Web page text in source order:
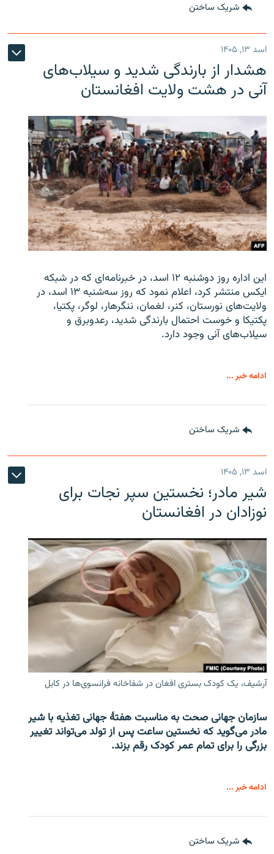
شریک ساختن
اسد ۱۳, ۱۴۰۵
هشدار از بارندگی شدید و سیلاب‌های
آنی در هشت ولایت افغانستان
این اداره روز دوشنبه ۱۲ اسد، در خبرنامه‌ای که در شبکه
ایکس منتشر کرد، اعلام نمود که روز سه‌شنبه ۱۳ اسد، در
ولایت‌های نورستان، کنر، لغمان، ننگرهار، لوگر، پکتیا،
پکتیکا و خوست احتمال بارندگی شدید، رعدوبرق و
سیلاب‌های آنی وجود دارد.
ادامه خبر ...
شریک ساختن
اسد ۱۳, ۱۴۰۵
شیر مادر؛ نخستین سپر نجات برای
نوزادان در افغانستان
آرشیف، یک کودک بستری افغان در شفاخانه فرانسوی‌ها در کابل
سازمان جهانی صحت به مناسبت هفتهٔ جهانی تغذیه با شیر
مادر می‌گوید که نخستین ساعت پس از تولد می‌تواند تغییر
بزرگی را برای تمام عمر کودک رقم بزند.
ادامه خبر ...
شریک ساختن